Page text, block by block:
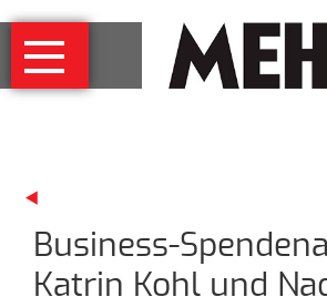
Navigation
überspringen
MEHRSi
Wer
Ziel
und
Strategie
Business-
Katrin Kohl und